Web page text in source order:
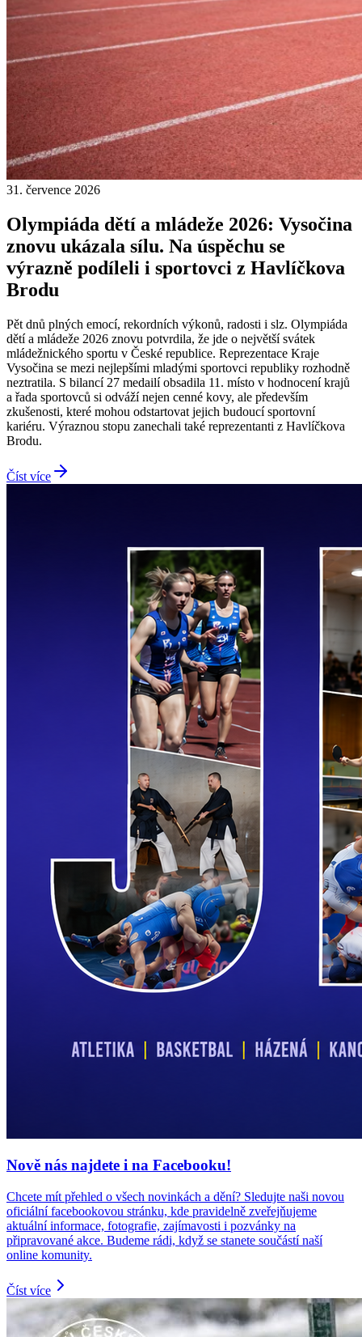
31. července 2026
Olympiáda dětí a mládeže 2026: Vysočina
znovu ukázala sílu. Na úspěchu se
výrazně podíleli i sportovci z Havlíčkova
Brodu
Pět dnů plných emocí, rekordních výkonů, radosti i slz. Olympiáda
dětí a mládeže 2026 znovu potvrdila, že jde o největší svátek
mládežnického sportu v České republice. Reprezentace Kraje
Vysočina se mezi nejlepšími mladými sportovci republiky rozhodně
neztratila. S bilancí 27 medailí obsadila 11. místo v hodnocení krajů
a řada sportovců si odváží nejen cenné kovy, ale především
zkušenosti, které mohou odstartovat jejich budoucí sportovní
kariéru. Výraznou stopu zanechali také reprezentanti z Havlíčkova
Brodu.
Číst více
Nově nás najdete i na Facebooku!
Chcete mít přehled o všech novinkách a dění? Sledujte naši novou
oficiální facebookovou stránku, kde pravidelně zveřejňujeme
aktuální informace, fotografie, zajímavosti i pozvánky na
připravované akce. Budeme rádi, když se stanete součástí naší
online komunity.
Číst více